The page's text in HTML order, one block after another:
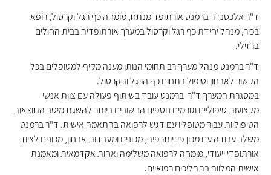
ד"ר אלכסנדר ברמנט אורתופד מנתח, מומחה כף רגל וקרסול, רופא
בכיר, מנהל יחידת כף רגל וקרסול במערך אורתופדיה בבית החולים
ברזילי.
ד"ר ברמנט מנהל מערך רב תחומי הנותן מענה מקיף למטופלים בכל
הקשור לאבחון וטיפול בתחום כף הרגל והקרסול.
במסגרת המערך ד"ר ברמנט עובד בשיתוף פעולה עם צוות אנשי
מקצועות טיפוליים וגורמים נוספים החשובים ביותר להשגת מיטב התוצאות
הטיפוליות עבור מטופליו עם דגש לרפואה בהתאמה אישית. ד"ר ברמנט
משלב עבודה עם מכון פיזיותרפיה, מכונים ומעבדות אבחון, מכונים לציוד
אורתופדי ייעודי, מומחה לרפואה משלימה ואחות אקדמאית ומאמנת
אישית המלווה בתהליכים רפואיים.